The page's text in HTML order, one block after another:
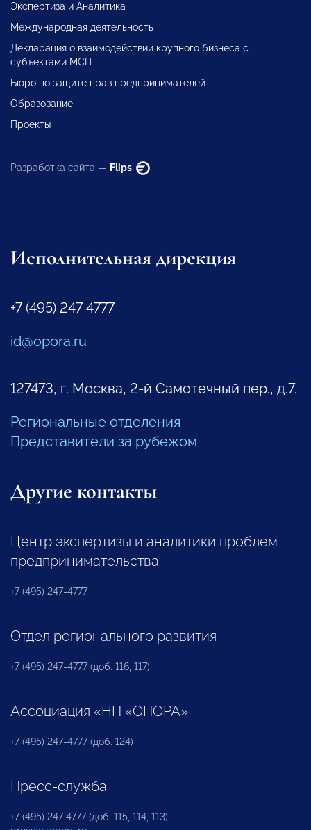
Экспертиза и Аналитика
Международная деятельность
Декларация о взаимодействии крупного бизнеса с
субъектами МСП
Бюро по защите прав предпринимателей
Образование
Проекты
Разработка сайта — Flips
Исполнительная дирекция
+7 (495) 247 4777
id@opora.ru
127473, г. Москва, 2-й Самотечный пер., д.7.
Региональные отделения
Представители за рубежом
Другие контакты
Центр экспертизы и аналитики проблем
предпринимательства
+7 (495) 247-4777
Отдел регионального развития
+7 (495) 247-4777 (доб. 116, 117)
Ассоциация «НП «ОПОРА»
+7 (495) 247-4777 (доб. 124)
Пресс-служба
+7 (495) 247 4777 (доб. 115, 114, 113)